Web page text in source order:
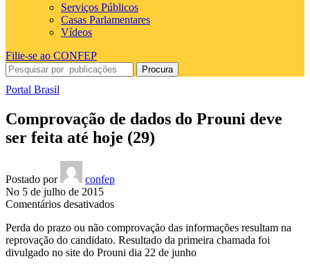
Serviços Públicos
Casas Parlamentares
Vídeos
Filie-se ao CONFEP
Procura
Portal Brasil
Comprovação de dados do Prouni deve
ser feita até hoje (29)
Postado por
confep
No 5 de julho de 2015
Comentários desativadosem
de
dados
do
Perda do prazo ou não comprovação das informações resultam na
reprovação do candidato. Resultado da primeira chamada foi
divulgado no site do Prouni dia 22 de junho